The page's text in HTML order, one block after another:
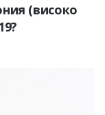
(високо